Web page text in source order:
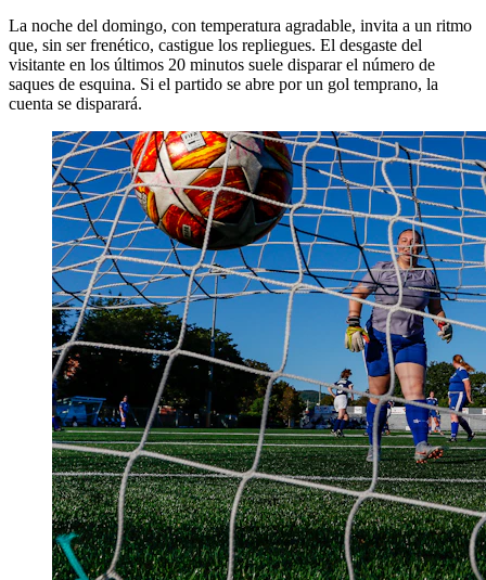
La noche del domingo, con temperatura agradable, invita a un ritmo
que, sin ser frenético, castigue los repliegues. El desgaste del
visitante en los últimos 20 minutos suele disparar el número de
saques de esquina. Si el partido se abre por un gol temprano, la
cuenta se disparará.